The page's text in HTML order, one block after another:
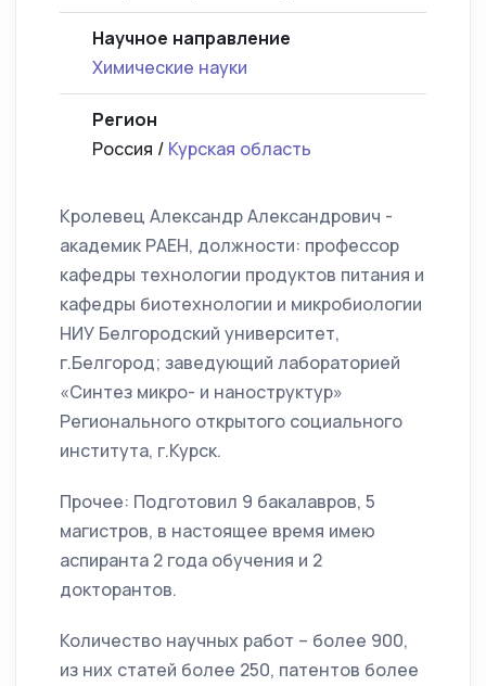
Научное направление
Химические науки
Регион
Россия / Курская область
Кролевец Александр Александрович -
академик РАЕН, должности: профессор
кафедры технологии продуктов питания и
кафедры биотехнологии и микробиологии
НИУ Белгородский университет,
г.Белгород; заведующий лабораторией
«Синтез микро- и наноструктур»
Регионального открытого социального
института, г.Курск.
Прочее: Подготовил 9 бакалавров, 5
магистров, в настоящее время имею
аспиранта 2 года обучения и 2
докторантов.
Количество научных работ – более 900,
из них статей более 250, патентов более